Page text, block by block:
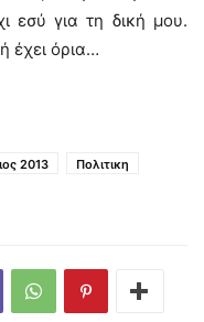
εσύ για τη δική μου.
έχει όρια…
2013
Πολιτικη